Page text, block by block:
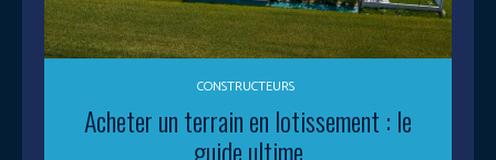
CONSTRUCTEURS
Acheter un terrain en lotissement : le
guide ultime